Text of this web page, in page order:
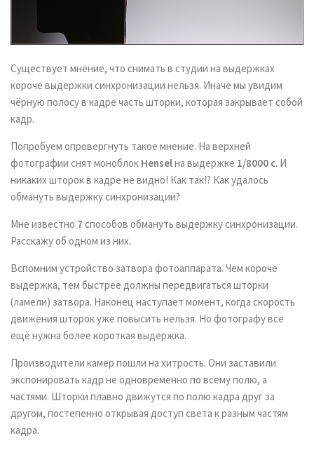
Существует мнение, что снимать в студии на выдержках
короче выдержки синхронизации нельзя. Иначе мы увидим
чёрную полосу в кадре часть шторки, которая закрывает собой
кадр.
Попробуем опровергнуть такое мнение. На верхней
фотографии снят моноблок Henselна выдержке 1/8000 с. И
никаких шторок в кадре не видно! Как так!? Как удалось
обмануть выдержку синхронизации?
Мне известно 7 способов обмануть выдержку синхронизации.
Расскажу об одном из них.
Вспомним устройство затвора фотоаппарата. Чем короче
выдержка, тем быстрее должны передвигаться шторки
(ламели) затвора. Наконец наступает момент, когда скорость
движения шторок уже повысить нельзя. Но фотографу всё
ещё нужна более короткая выдержка.
Производители камер пошли на хитрость. Они заставили
экспонировать кадр не одновременно по всему полю, а
частями. Шторки плавно движутся по полю кадра друг за
другом, постепенно открывая доступ света к разным частям
кадра.